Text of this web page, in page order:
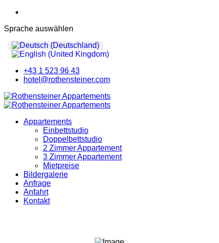
Sprache auswählen
+43 1 523 96 43
hotel@rothensteiner.com
Appartements
Einbettstudio
Doppelbettstudio
2 Zimmer Appartement
3 Zimmer Appartement
Mietpreise
Bildergalerie
Anfrage
Anfahrt
Kontakt